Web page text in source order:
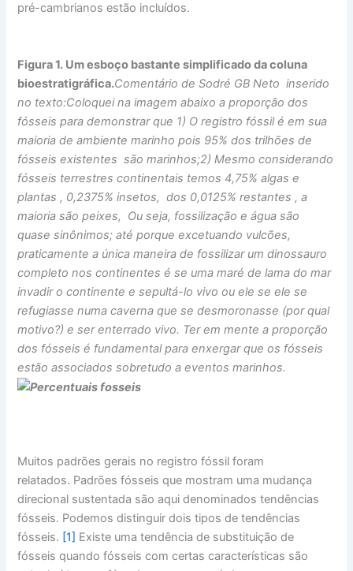
pré-cambrianos estão incluídos.
Figura 1. Um esboço bastante simplificado da coluna
bioestratigráfica.Comentário de Sodré GB Neto inserido
no texto:Coloquei na imagem abaixo a proporção dos
fósseis para demonstrar que 1) O registro fóssil é em sua
maioria de ambiente marinho pois 95% dos trilhões de
fósseis existentes são marinhos;2) Mesmo considerando
fósseis terrestres continentais temos 4,75% algas e
plantas , 0,2375% insetos, dos 0,0125% restantes , a
maioria são peixes, Ou seja, fossilização e água são
quase sinônimos; até porque excetuando vulcões,
praticamente a única maneira de fossilizar um dinossauro
completo nos continentes é se uma maré de lama do mar
invadir o continente e sepultá-lo vivo ou ele se ele se
refugiasse numa caverna que se desmoronasse (por qual
motivo?) e ser enterrado vivo. Ter em mente a proporção
dos fósseis é fundamental para enxergar que os fósseis
estão associados sobretudo a eventos marinhos.
Muitos padrões gerais no registro fóssil foram
relatados. Padrões fósseis que mostram uma mudança
direcional sustentada são aqui denominados tendências
fósseis. Podemos distinguir dois tipos de tendências
fósseis. [1] Existe uma tendência de substituição de
fósseis quando fósseis com certas características são